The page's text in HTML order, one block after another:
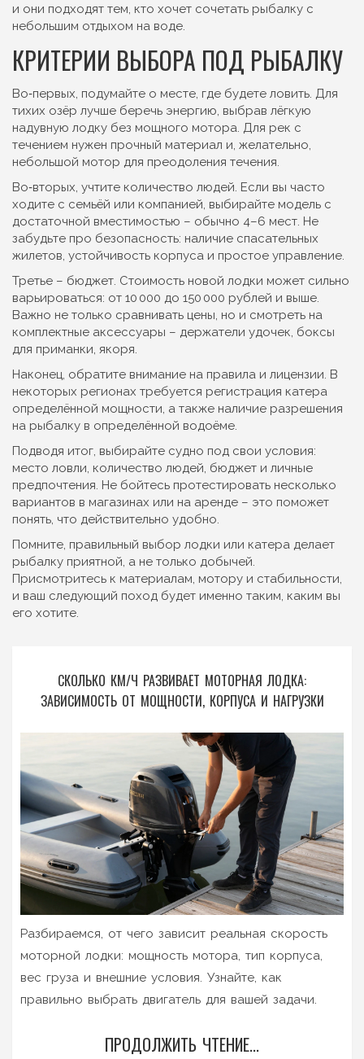
и они подходят тем, кто хочет сочетать рыбалку с
небольшим отдыхом на воде.
КРИТЕРИИ ВЫБОРА ПОД РЫБАЛКУ
Во‑первых, подумайте о месте, где будете ловить. Для
тихих озёр лучше беречь энергию, выбрав лёгкую
надувную лодку без мощного мотора. Для рек с
течением нужен прочный материал и, желательно,
небольшой мотор для преодоления течения.
Во‑вторых, учтите количество людей. Если вы часто
ходите с семьёй или компанией, выбирайте модель с
достаточной вместимостью – обычно 4–6 мест. Не
забудьте про безопасность: наличие спасательных
жилетов, устойчивость корпуса и простое управление.
Третье – бюджет. Стоимость новой лодки может сильно
варьироваться: от 10 000 до 150 000 рублей и выше.
Важно не только сравнивать цены, но и смотреть на
комплектные аксессуары – держатели удочек, боксы
для приманки, якоря.
Наконец, обратите внимание на правила и лицензии. В
некоторых регионах требуется регистрация катера
определённой мощности, а также наличие разрешения
на рыбалку в определённой водоёме.
Подводя итог, выбирайте судно под свои условия:
место ловли, количество людей, бюджет и личные
предпочтения. Не бойтесь протестировать несколько
вариантов в магазинах или на аренде – это поможет
понять, что действительно удобно.
Помните, правильный выбор лодки или катера делает
рыбалку приятной, а не только добычей.
Присмотритесь к материалам, мотору и стабильности,
и ваш следующий поход будет именно таким, каким вы
его хотите.
СКОЛЬКО КМ/Ч РАЗВИВАЕТ МОТОРНАЯ ЛОДКА:
ЗАВИСИМОСТЬ ОТ МОЩНОСТИ, КОРПУСА И НАГРУЗКИ
Разбираемся, от чего зависит реальная скорость
моторной лодки: мощность мотора, тип корпуса,
вес груза и внешние условия. Узнайте, как
правильно выбрать двигатель для вашей задачи.
ПРОДОЛЖИТЬ ЧТЕНИЕ...